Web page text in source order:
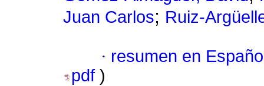
Juan Carlos; Ruiz-
· resumen en
pdf )